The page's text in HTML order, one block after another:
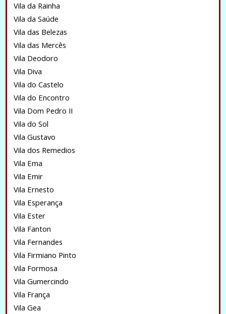
Vila da Rainha
Vila da Saúde
Vila das Belezas
Vila das Mercês
Vila Deodoro
Vila Diva
Vila do Castelo
Vila do Encontro
Vila Dom Pedro II
Vila do Sol
Vila Gustavo
Vila dos Remedios
Vila Ema
Vila Emir
Vila Ernesto
Vila Esperança
Vila Ester
Vila Fanton
Vila Fernandes
Vila Firmiano Pinto
Vila Formosa
Vila Gumercindo
Vila França
Vila Gea